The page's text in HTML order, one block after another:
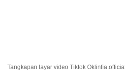
Tangkapan layar video Tiktok Oklinfia.official